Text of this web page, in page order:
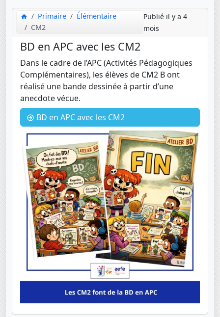
Primaire
Élémentaire
CM2
Publié il y a 4
mois
BD en APC avec les CM2
Dans le cadre de l’APC (Activités Pédagogiques
Complémentaires), les élèves de CM2 B ont
réalisé une bande dessinée à partir d’une
anecdote vécue.
BD en APC avec les CM2